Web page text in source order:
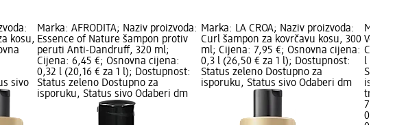
kosu,
sivo
Marka: AFRODITA; Naziv proizvoda:
Essence of Nature šampon protiv
peruti Anti-Dandruff, 320 ml;
Cijena: 6,45 €; Osnovna cijena:
0,32 l (20,16 € za 1 l); Dostupnost:
Status zeleno Dostupno za
isporuku, Status sivo Odaberi dm
Marka: LA CROA; Naziv proizvoda:
Curl šampon za kovrčavu kosu, 300
ml; Cijena: 7,95 €; Osnovna cijena:
0,3 l (26,50 € za 1 l); Dostupnost:
Status zeleno Dostupno za
isporuku, Status sivo Odaberi dm
Marka: LA
Volume
Cijena:
l (26,50 €
Status
isporuku,
trgovinu
7,95 €
0,3 l (26,50